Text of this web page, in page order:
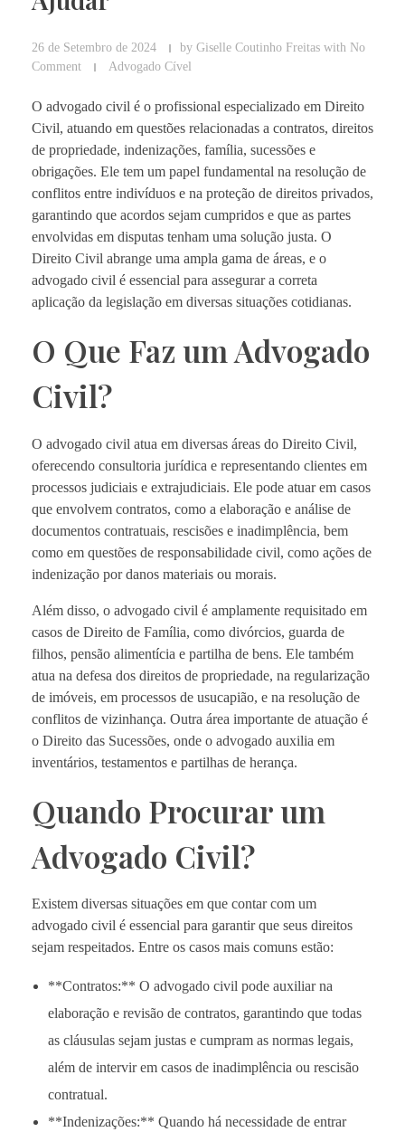
26 de Setembro de 2024 by Giselle Coutinho Freitas with No
Comment
Advogado Cível
O advogado civil é o profissional especializado em Direito
Civil, atuando em questões relacionadas a contratos, direitos
de propriedade, indenizações, família, sucessões e
obrigações. Ele tem um papel fundamental na resolução de
conflitos entre indivíduos e na proteção de direitos privados,
garantindo que acordos sejam cumpridos e que as partes
envolvidas em disputas tenham uma solução justa. O
Direito Civil abrange uma ampla gama de áreas, e o
advogado civil é essencial para assegurar a correta
aplicação da legislação em diversas situações cotidianas.
O Que Faz um Advogado
Civil?
O advogado civil atua em diversas áreas do Direito Civil,
oferecendo consultoria jurídica e representando clientes em
processos judiciais e extrajudiciais. Ele pode atuar em casos
que envolvem contratos, como a elaboração e análise de
documentos contratuais, rescisões e inadimplência, bem
como em questões de responsabilidade civil, como ações de
indenização por danos materiais ou morais.
Além disso, o advogado civil é amplamente requisitado em
casos de Direito de Família, como divórcios, guarda de
filhos, pensão alimentícia e partilha de bens. Ele também
atua na defesa dos direitos de propriedade, na regularização
de imóveis, em processos de usucapião, e na resolução de
conflitos de vizinhança. Outra área importante de atuação é
o Direito das Sucessões, onde o advogado auxilia em
inventários, testamentos e partilhas de herança.
Quando Procurar um
Advogado Civil?
Existem diversas situações em que contar com um
advogado civil é essencial para garantir que seus direitos
sejam respeitados. Entre os casos mais comuns estão:
**Contratos:** O advogado civil pode auxiliar na
elaboração e revisão de contratos, garantindo que todas
as cláusulas sejam justas e cumpram as normas legais,
além de intervir em casos de inadimplência ou rescisão
contratual.
**Indenizações:** Quando há necessidade de entrar